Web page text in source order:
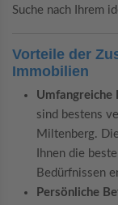
Suche nach Ihrem
Vorteile der
Immobilien
Umfangreiche
sind bestens
Miltenberg.
Ihnen die
Bedürfnissen
Persönliche